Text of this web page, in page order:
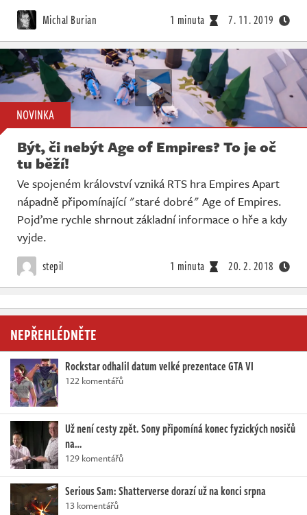
Michal Burian 1 minuta 7. 11. 2019
NOVINKA
Být, či nebýt Age of Empires? To je oč
tu běží!
Ve spojeném království vzniká RTS hra Empires Apart
nápadně připomínající "staré dobré" Age of Empires.
Pojďme rychle shrnout základní informace o hře a kdy
vyjde.
stepil 1 minuta 20. 2. 2018
NEPŘEHLÉDNĚTE
Rockstar odhalil datum velké prezentace GTA VI
122 komentářů
Už není cesty zpět. Sony připomíná konec fyzických nosičů
na…
129 komentářů
Serious Sam: Shatterverse dorazí už na konci srpna
13 komentářů